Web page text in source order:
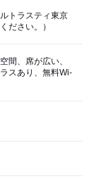
トラスティ東京
ださい。）
間、席が広い、
スあり、無料Wi-